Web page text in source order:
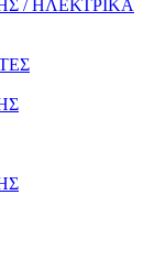
/ ΗΛΕΚΤΡΙΚΑ